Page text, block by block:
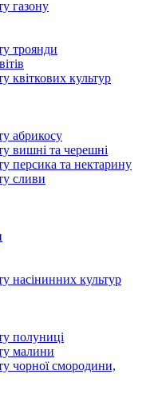
газону
троянди
квіткових культур
абрикосу
вишні та черешні
персика та нектарину
сливи
насінинних культур
полуниці
малини
чорної смородини,